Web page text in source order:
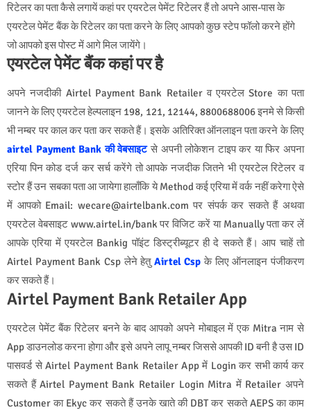
रिटेलर का पता कैसे लगायें कहां पर एयरटेल पेमेंट रिटेलर हैं तो अपने आस-पास के
एयरटेल पेमेंट बैंक के रिटेलर का पता करने के लिए आपको कुछ स्टेप फॉलो करने होंगे
जो आपको इस पोस्ट में आगे मिल जायेंगे।
एयरटेल पेमेंट बैंक कहां पर है
अपने नजदीकी Airtel Payment Bank Retailer व एयरटेल Store का पता
जानने के लिए एयरटेल हेल्पलाइन 198, 121, 12144, 8800688006 इनमे से किसी
भी नम्‍बर पर काल कर पता कर सकते हैं। इसके अतिरिक्त ऑनलाइन पता करने के लिए
airtel Payment Bank की वेबसाइटसे अपनी लोकेशन टाइप कर या फिर अपना
एरिया पिन कोड दर्ज कर सर्च करेंगे तो आपके नजदीक जितने भी एयरटेल रिटेलर व
स्टोर हैं उन सबका पता आ जायेगा हालाँकि ये Method कई एरिया में वर्क नहीं करेगा ऐसे
में आपको Email: wecare@airtelbank.com पर संपर्क कर सकते हैं अथवा
एयरटेल वेबसाइट www.airtel.in/bank पर विजिट करें या Manually पता कर लें
आपके एरिया में एयरटेल Bankig पॉइंट डिस्ट्रीब्यूटर ही दे सकते हैं। आप चाहें तो
Airtel Payment Bank Csp लेने हेतु Airtel Cspके लिए ऑनलाइन पंजीकरण
कर सकते हैं।
Airtel Payment Bank Retailer App
एयरटेल पेमेंट बैंक रिटेलर बनने के बाद आपको अपने मोबाइल में एक Mitra नाम से
App डाउनलोड करना होगा और इसे अपने लापू नम्बर जिससे आपकी ID बनी है उस ID
पासवर्ड से Airtel Payment Bank Retailer App में Login कर सभी कार्य कर
सकते हैं Airtel Payment Bank Retailer Login Mitra में Retailer अपने
Customer का Ekyc कर सकते हैं उनके खाते की DBT कर सकते AEPS का काम